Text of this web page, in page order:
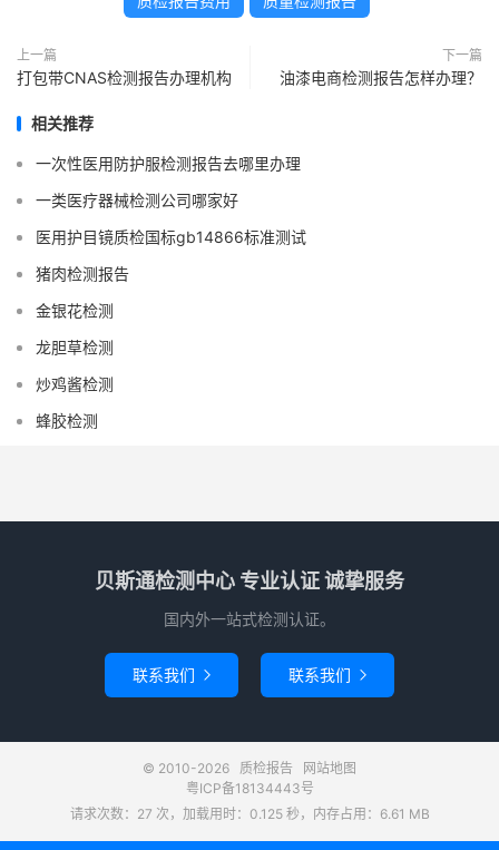
上一篇
打包带CNAS检测报告办理机构
下一篇
油漆电商检测报告怎样办理？
相关推荐
一次性医用防护服检测报告去哪里办理
一类医疗器械检测公司哪家好
医用护目镜质检国标gb14866标准测试
猪肉检测报告
金银花检测
龙胆草检测
炒鸡酱检测
蜂胶检测
贝斯通检测中心 专业认证 诚挚服务
国内外一站式检测认证。
联系我们  联系我们 
© 2010-2026 质检报告
网站地图
粤ICP备18134443号
请求次数：27 次，加载用时：0.125 秒，内存占用：6.61 MB